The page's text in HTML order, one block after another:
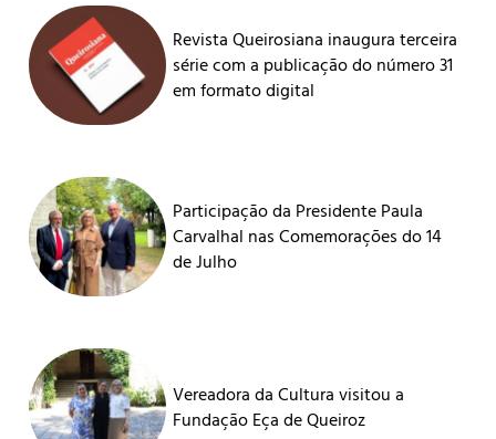
Revista Queirosiana inaugura terceira
série com a publicação do número 31
em formato digital
Participação da Presidente Paula
Carvalhal nas Comemorações do 14
de Julho
Vereadora da Cultura visitou a
Fundação Eça de Queiroz